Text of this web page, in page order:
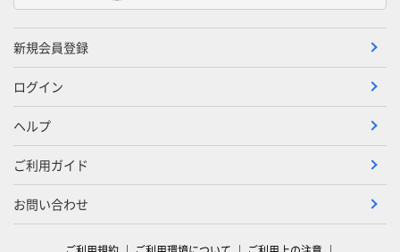
新規会員登録
ログイン
ヘルプ
ご利用ガイド
お問い合わせ